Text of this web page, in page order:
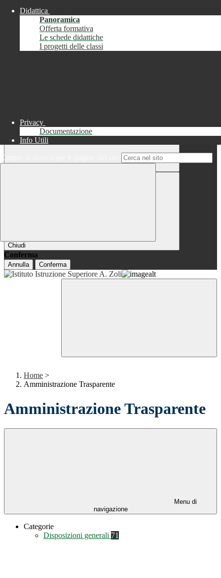
Chiudi
Informazione
Chiudi
Conferma
Annulla Conferma
Didattica
Panoramica
Offerta formativa
Le schede didattiche
I progetti delle classi
Privacy
Documentazione
Info Utili
Campo di ricerca per le pagine del sito
Home >
Amministrazione Trasparente
Amministrazione Trasparente
Menu di
navigazione
Categorie
Disposizioni generali 71